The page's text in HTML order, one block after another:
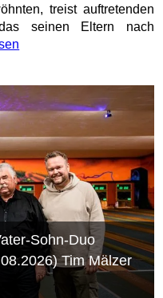
treist auftretenden
seinen Eltern nach
Sohn-Duo
Tim Mälzer